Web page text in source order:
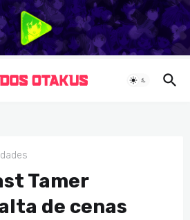
Tamer
de cenas